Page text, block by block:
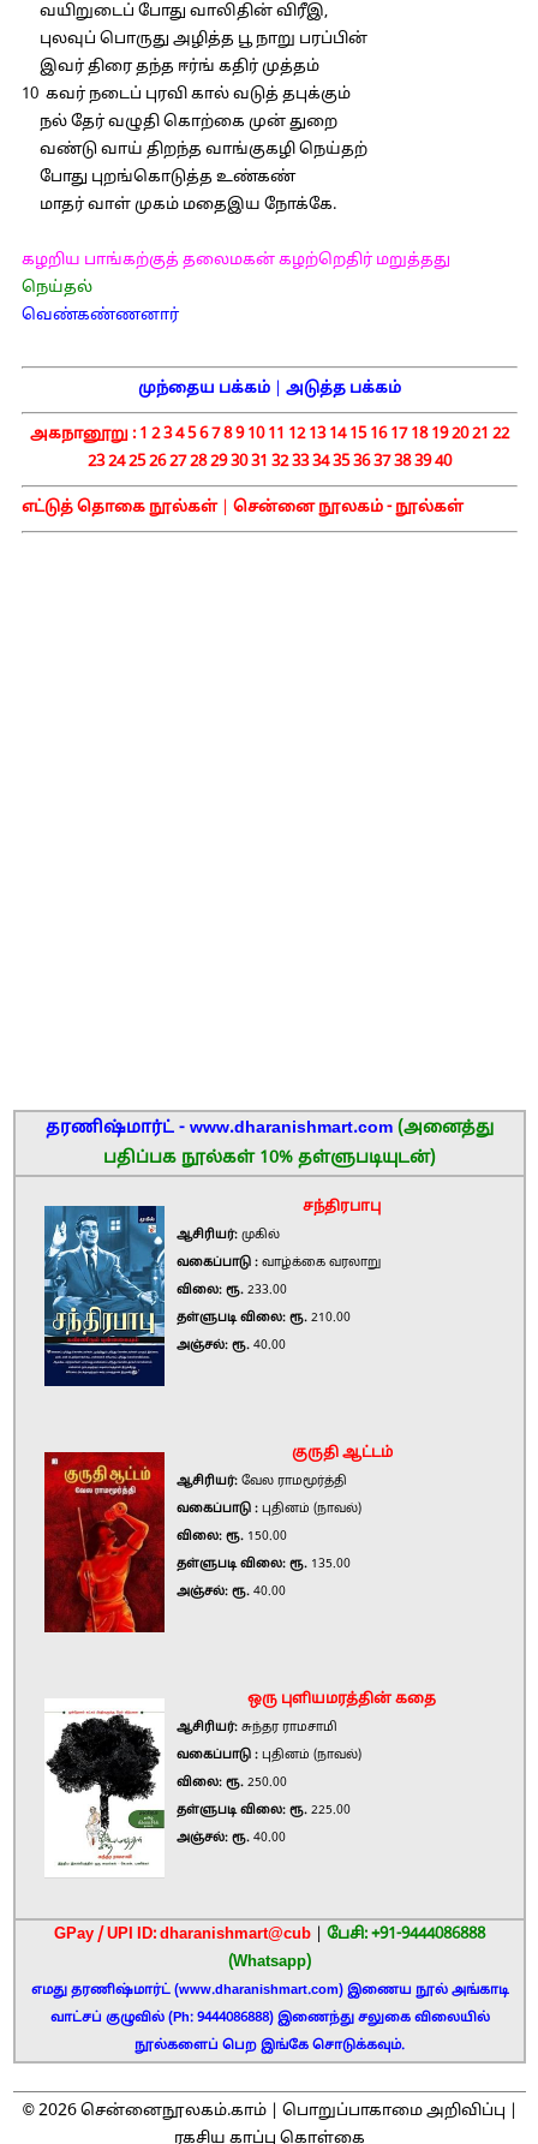
வயிறுடைப் போது வாலிதின் விரீஇ,
புலவுப் பொருது அழித்த பூ நாறு பரப்பின்
இவர் திரை தந்த ஈர்ங் கதிர் முத்தம்
10 கவர் நடைப் புரவி கால் வடுத் தபுக்கும்
நல் தேர் வழுதி கொற்கை முன் துறை
வண்டு வாய் திறந்த வாங்குகழி நெய்தற்
போது புறங்கொடுத்த உண்கண்
மாதர் வாள் முகம் மதைஇய நோக்கே.
கழறிய பாங்கற்குத் தலைமகன் கழற்றெதிர் மறுத்தது
நெய்தல்
வெண்கண்ணனார்
முந்தைய பக்கம்| அடுத்த பக்கம்
அகநானூறு : 1 234567891011 12131415161718192021 22
232425262728293031 323334353637383940
எட்டுத் தொகை நூல்கள்| சென்னை நூலகம் - நூல்கள்
தரணிஷ்மார்ட் - www.dharanishmart.com (அனைத்து
பதிப்பக நூல்கள் 10% தள்ளுபடியுடன்)
சந்திரபாபு
ஆசிரியர்: முகில்
வகைப்பாடு : வாழ்க்கை வரலாறு
விலை: ரூ. 233.00
தள்ளுபடி விலை: ரூ. 210.00
அஞ்சல்: ரூ. 40.00
குருதி ஆட்டம்
ஆசிரியர்: வேல ராமமூர்த்தி
வகைப்பாடு : புதினம் (நாவல்)
விலை: ரூ. 150.00
தள்ளுபடி விலை: ரூ. 135.00
அஞ்சல்: ரூ. 40.00
ஒரு புளியமரத்தின் கதை
ஆசிரியர்: சுந்தர ராமசாமி
வகைப்பாடு : புதினம் (நாவல்)
விலை: ரூ. 250.00
தள்ளுபடி விலை: ரூ. 225.00
அஞ்சல்: ரூ. 40.00
GPay / UPI ID: dharanishmart@cub
பேசி: +91-9444086888
(Whatsapp)
எமது தரணிஷ்மார்ட் (www.dharanishmart.com) இணைய நூல் அங்காடி
வாட்சப் குழுவில் (Ph: 9444086888) இணைந்து சலுகை விலையில்
நூல்களைப் பெற இங்கே சொடுக்கவும்.
©2026சென்னைநூலகம்.காம் | பொறுப்பாகாமை அறிவிப்பு
ரகசிய காப்பு கொள்கை